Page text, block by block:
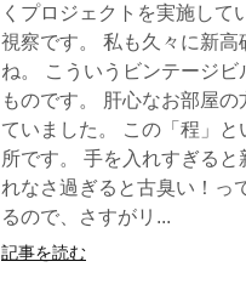
くプロジェクトを実施して
視察です。 私も久々に新
ね。 こういうビンテージ
ものです。 肝心なお部屋
ていました。 この「程」
所です。 手を入れすぎる
れなさ過ぎると古臭い！っ
るので、さすがリ...
記事を読む